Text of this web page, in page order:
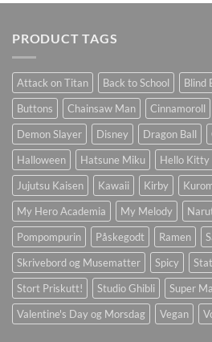
PRODUCT TAGS
Attack on Titan Back to School Blind
Buttons
Chainsaw Man Cinnamoroll
Demon Slayer
Disney Dragon Ball
Halloween
Hatsune Miku Hello Kitty
Jujutsu Kaisen
Kawaii Kirby
My Hero Academia
My Melody
Pompompurin
Påskegodt Ramen
Skrivebord og Musematter
Spicy
Stort Priskutt!
Studio Ghibli Super
Valentine's Day og Morsdag
Vegan